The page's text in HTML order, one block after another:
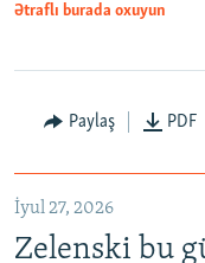
Ətraflı burada oxuyun
Paylaş PDF
İyul 27, 2026
Zelenski bu